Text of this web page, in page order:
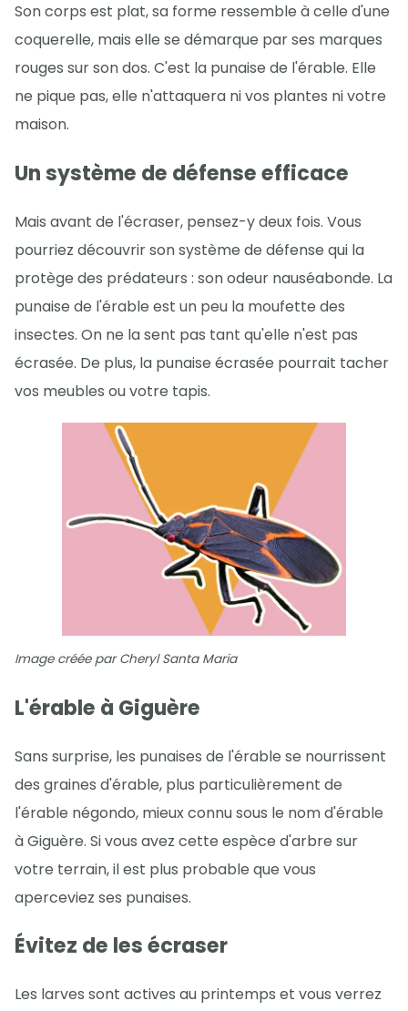
Son corps est plat, sa forme ressemble à celle d'une
coquerelle, mais elle se démarque par ses marques
rouges sur son dos. C'est la punaise de l'érable. Elle
ne pique pas, elle n'attaquera ni vos plantes ni votre
maison.
Un système de défense efficace
Mais avant de l'écraser, pensez-y deux fois. Vous
pourriez découvrir son système de défense qui la
protège des prédateurs : son odeur nauséabonde. La
punaise de l'érable est un peu la moufette des
insectes. On ne la sent pas tant qu'elle n'est pas
écrasée. De plus, la punaise écrasée pourrait tacher
vos meubles ou votre tapis.
Image créée par Cheryl Santa Maria
L'érable à Giguère
Sans surprise, les punaises de l'érable se nourrissent
des graines d'érable, plus particulièrement de
l'érable négondo, mieux connu sous le nom d'érable
à Giguère. Si vous avez cette espèce d'arbre sur
votre terrain, il est plus probable que vous
aperceviez ses punaises.
Évitez de les écraser
Les larves sont actives au printemps et vous verrez